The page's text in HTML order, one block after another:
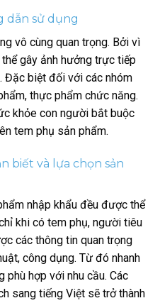
dẫn sử dụng
vô cùng quan trọng. Bởi vì
gây ảnh hưởng trực tiếp
Đặc biệt đối với các nhóm
thực phẩm chức năng.
khỏe con người bắt buộc
tem phụ sản phẩm.
biết và lựa chọn sản
nhập khẩu đều được thể
khi có tem phụ, người tiêu
các thông tin quan trọng
công dụng. Từ đó nhanh
hợp với nhu cầu. Các
sang tiếng Việt sẽ trở thành